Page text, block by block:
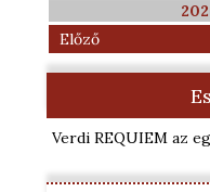
Előző
Verdi REQUIEM az